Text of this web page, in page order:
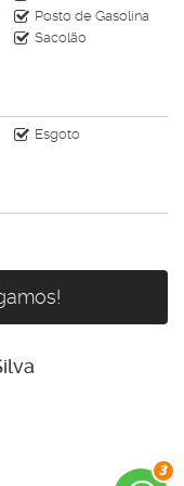
3
Posto de Gasolina
Sacolão
Esgoto